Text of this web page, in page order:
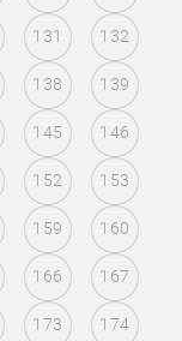
131 132
138 139
145 146
152 153
159 160
166 167
173 174